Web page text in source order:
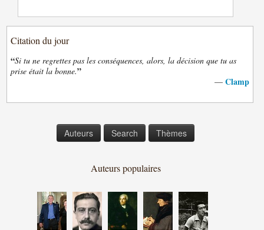
Citation du jour
“Si tu ne regrettes pas les conséquences, alors, la décision que tu as
prise était la bonne.”
— Clamp
Auteurs Search Thèmes
Auteurs populaires